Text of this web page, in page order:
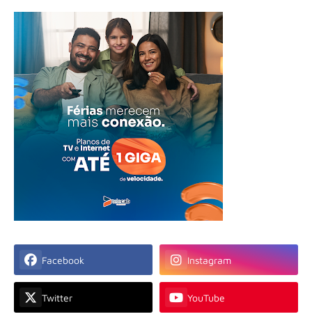
Facebook Instagram
Twitter YouTube